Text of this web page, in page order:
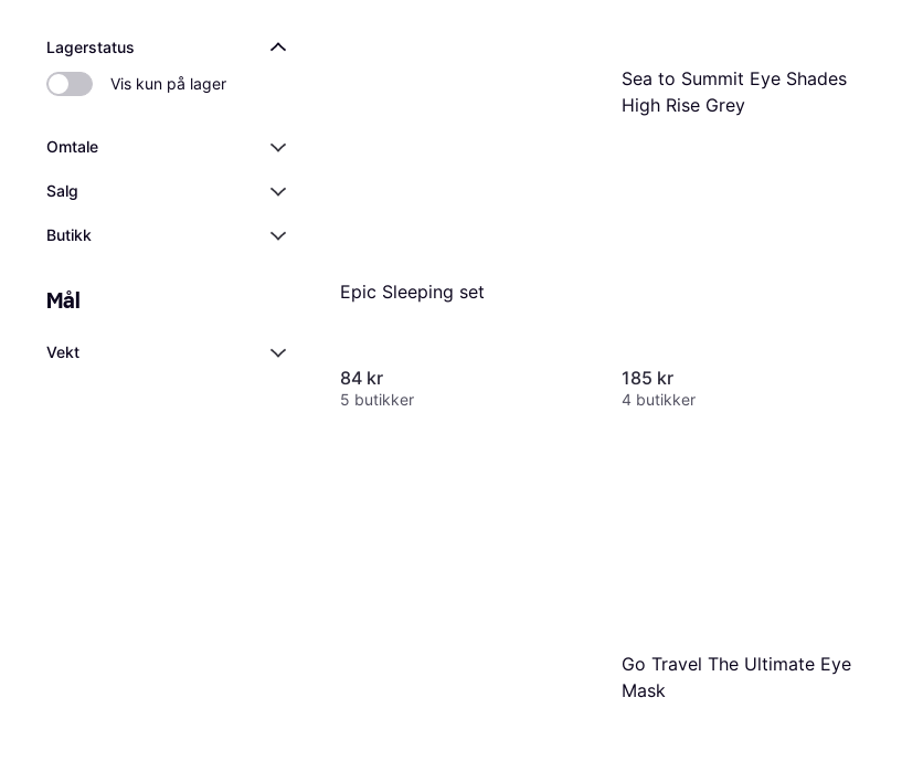
Lagerstatus
Vis kun på lager
Omtale
Salg
Butikk
Mål
Vekt
Epic Sleeping set
84 kr
5 butikker
Sea to Summit Eye Shades
High Rise Grey
185 kr
4 butikker
Go Travel The Ultimate Eye
Mask